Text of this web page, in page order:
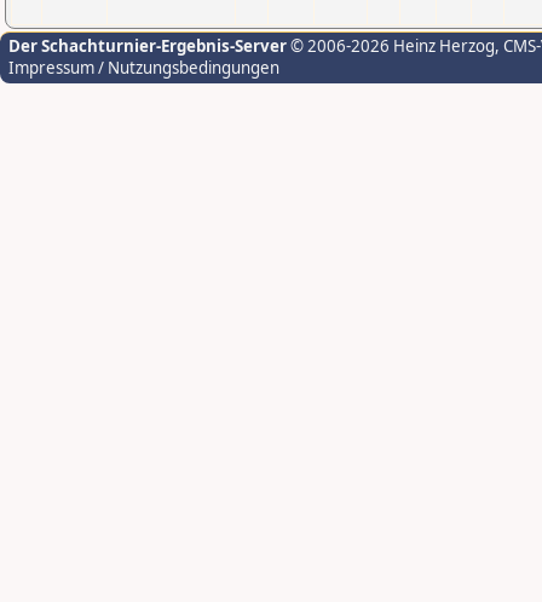
Der Schachturnier-Ergebnis-Server© 2006-2026 Heinz Herzog,
Impressum / Nutzungsbedingungen